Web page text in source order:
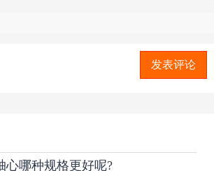
发表评论
心哪种规格更好呢?